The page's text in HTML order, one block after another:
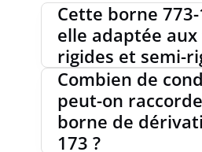
Cette borne
elle adaptée aux
rigides et semi-
Combien de
peut-on
borne de
173 ?